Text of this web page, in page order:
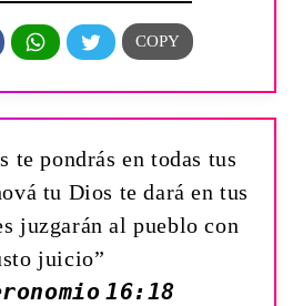
te pondrás en todas tus
tu Dios te dará en tus
juzgarán al pueblo con
juicio”
16:18